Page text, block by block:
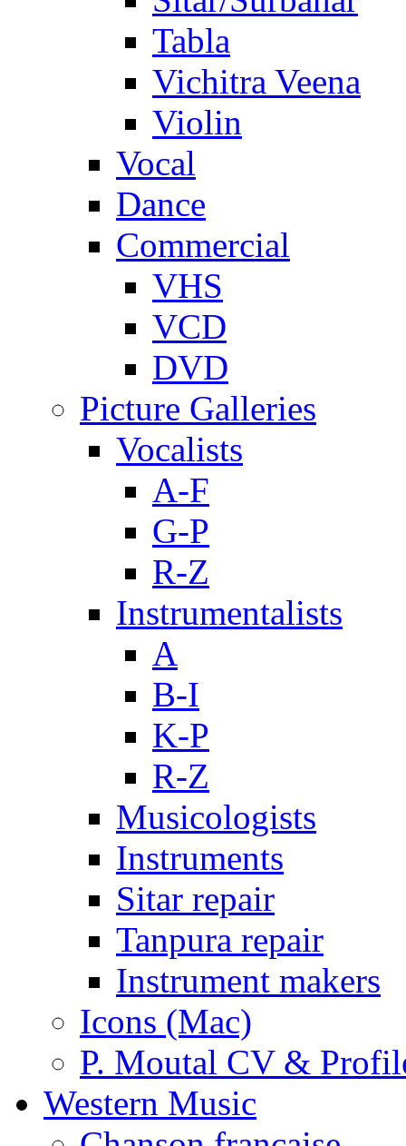
Tabla
Vichitra Veena
Violin
Vocal
Dance
Commercial
VHS
VCD
DVD
Picture Galleries
Vocalists
A-F
G-P
R-Z
Instrumentalists
A
B-I
K-P
R-Z
Musicologists
Instruments
Sitar repair
Tanpura repair
Instrument makers
Icons (Mac)
P. Moutal CV &
Western Music